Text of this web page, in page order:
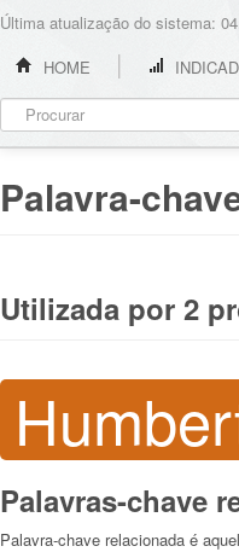
Última atualização do sistema:
HOME
Palavra-
Utilizada por 2
Palavras-chave
Palavra-chave relacionada é